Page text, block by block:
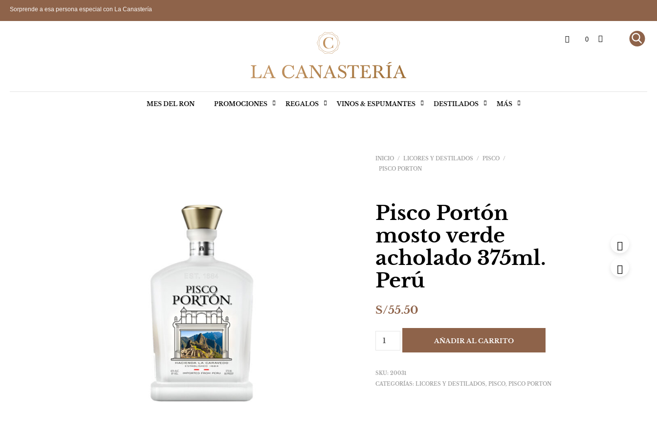
Sorprende a esa persona especial con La Canastería
MES DEL RON PROMOCIONES REGALOS VINOS & ESPUMANTES DESTILADOS MÁS
0
INICIO / LICORES Y DESTILADOS / PISCO /
PISCO PORTON
Pisco Portón
mosto verde
acholado 375ml.
Perú
S/55.50
AÑADIR AL CARRITO
SKU:20031
CATEGORÍAS:LICORES Y DESTILADOS,PISCO,PISCO PORTON